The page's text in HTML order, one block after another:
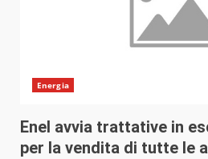
Energia
Enel avvia trattative in
per la vendita di tutte le